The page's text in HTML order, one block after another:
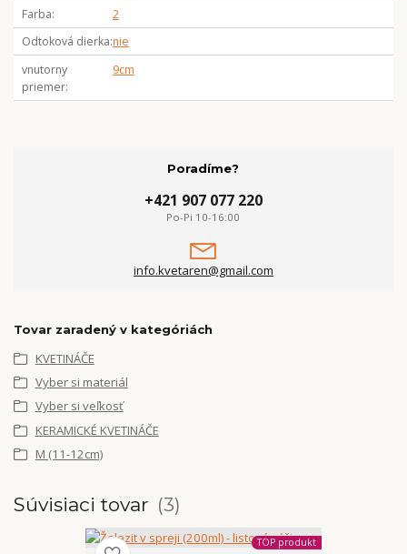
Farba
2
Odtoková dierka nie
vnutorny
priemer
9cm
Poradíme?
+421 907 077 220
Po-Pi 10-16:00
info.kvetaren@gmail.com
Tovar zaradený v kategóriách
KVETINÁČE
Vyber si materiál
Vyber si veľkosť
KERAMICKÉ KVETINÁČE
M (11-12cm)
Súvisiaci tovar 3
TOP produkt